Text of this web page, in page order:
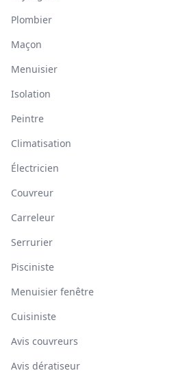
Plombier
Maçon
Menuisier
Isolation
Peintre
Climatisation
Électricien
Couvreur
Carreleur
Serrurier
Pisciniste
Menuisier fenêtre
Cuisiniste
Avis couvreurs
Avis dératiseur